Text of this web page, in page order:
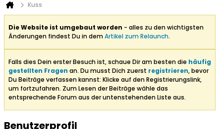
Kuss
Die Website ist umgebaut worden - alles zu den wichtigsten
Änderungen findest Du in demArtikel zum Relaunch.
Falls dies Dein erster Besuch ist, schaue Dir am besten die häufig
gestellten Fragen an. Du musst Dich zuerst registrieren, bevor
Du Beiträge verfassen kannst: Klicke auf den Registrierungslink,
um fortzufahren. Zum Lesen der Beiträge wähle das
entsprechende Forum aus der untenstehenden Liste aus.
Benutzerprofil